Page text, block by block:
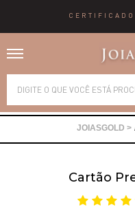
Cartão
Alianças
Brincos